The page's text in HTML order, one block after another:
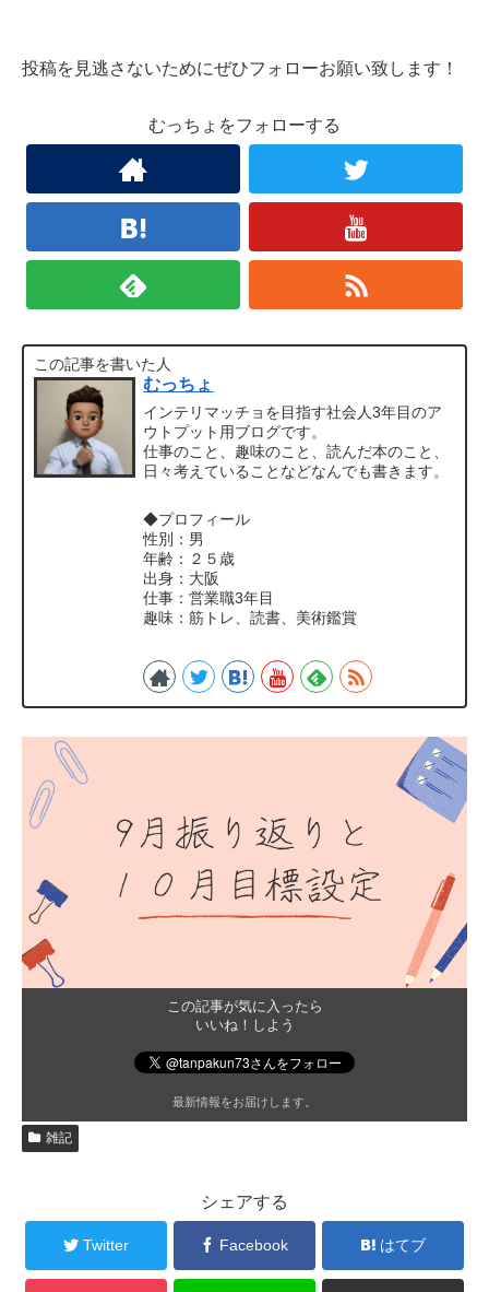
投稿を見逃さないためにぜひフォローお願い致します！
むっちょをフォローする
この記事を書いた人
むっちょ
インテリマッチョを目指す社会人3年目のア
ウトプット用ブログです。
仕事のこと、趣味のこと、読んだ本のこと、
日々考えていることなどなんでも書きます。
◆プロフィール
性別：男
年齢：２５歳
出身：大阪
仕事：営業職3年目
趣味：筋トレ、読書、美術鑑賞
この記事が気に入ったら
いいね！しよう
最新情報をお届けします。
雑記
シェアする
Twitter Facebook はてブ